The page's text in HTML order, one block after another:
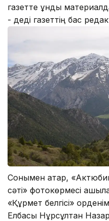
газетте құнды
- деді газеттің бас
Сонымен қатар,
сәті» фотокөрмесі
«Құрмет белгісі»
Елбасы Нұрсұлтан